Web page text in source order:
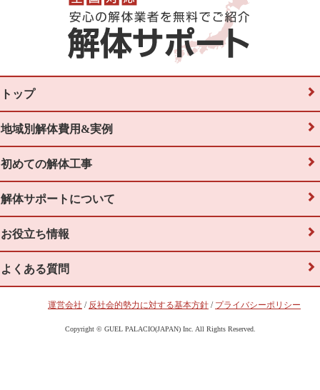
トップ
地域別解体費用&実例
初めての解体工事
解体サポートについて
お役立ち情報
よくある質問
運営会社 / 反社会的勢力に対する基本方針 / プライバシーポリシー
Copyright © GUEL PALACIO(JAPAN) Inc. All Rights Reserved.